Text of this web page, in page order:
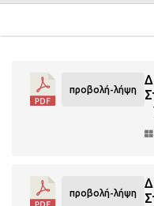
προβολή-λήψη
προβολή-λήψη